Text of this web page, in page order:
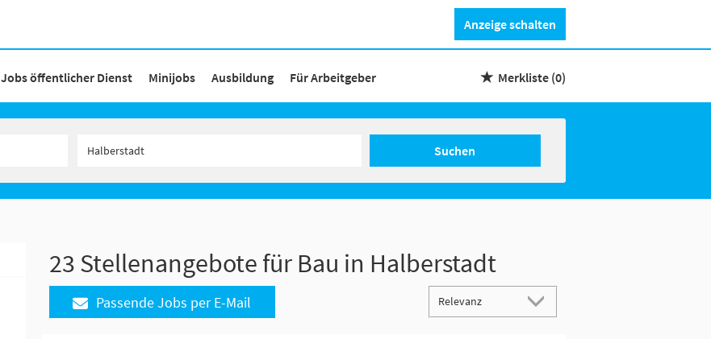
Anzeige schalten
Jobs öffentlicher Dienst Minijobs Ausbildung Für Arbeitgeber Merkliste (0)
Suchen
23 Stellenangebote für Bau in Halberstadt
Passende Jobs per E-Mail